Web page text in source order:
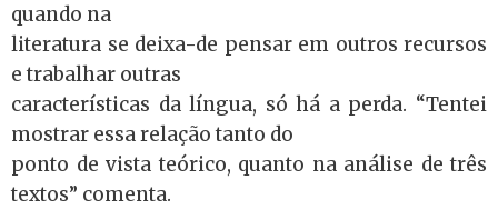
quando na
literatura se deixa-de pensar em outros recursos
e trabalhar outras
características da língua, só há a perda. “Tentei
mostrar essa relação tanto do
ponto de vista teórico, quanto na análise de três
textos” comenta.